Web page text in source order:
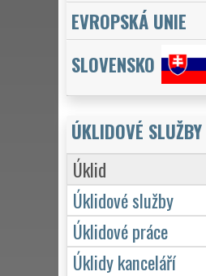
EVROPSKÁ UNIE
SLOVENSKO
ÚKLIDOVÉ SLUŽBY
Úklid
Úklidové služby
Úklidové práce
Úklidy kanceláří